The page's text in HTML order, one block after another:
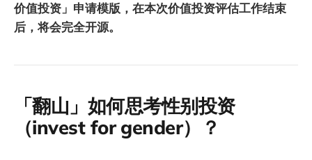
价值投资」申请模版，在本次价值投资评估工作结束
后，将会完全开源。
「翻山」如何思考性别投资
（invest for gender）？